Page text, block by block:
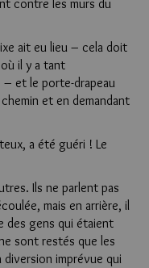
contre les murs du
ait eu lieu – cela doit
il y a tant
– et le porte-drapeau
et en demandant
a été guéri ! Le
Ils ne parlent pas
mais en arrière, il
des gens qui étaient
sont restés que les
imprévue qui